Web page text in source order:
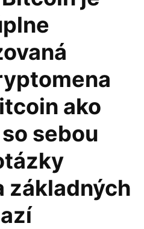
ako
sebou
základných